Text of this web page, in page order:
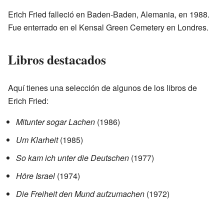
Erich Fried falleció en Baden-Baden, Alemania, en 1988.
Fue enterrado en el Kensal Green Cemetery en Londres.
Libros destacados
Aquí tienes una selección de algunos de los libros de
Erich Fried:
Mitunter sogar Lachen (1986)
Um Klarheit(1985)
So kam ich unter die Deutschen (1977)
Höre Israel (1974)
Die Freiheit den Mund aufzumachen (1972)